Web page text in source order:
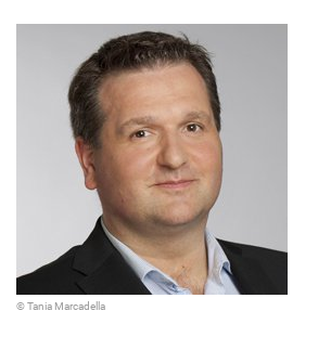
© Tania Marcadella